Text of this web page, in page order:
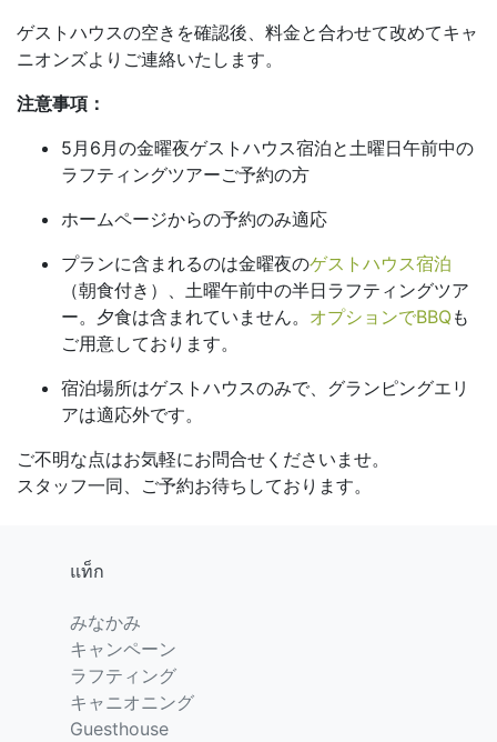
ゲストハウスの空きを確認後、料金と合わせて改めてキャ
ニオンズよりご連絡いたします。
注意事項：
5月6月の金曜夜ゲストハウス宿泊と土曜日午前中の
ラフティングツアーご予約の方
ホームページからの予約のみ適応
プランに含まれるのは金曜夜のゲストハウス宿泊
（朝食付き）、土曜午前中の半日ラフティングツア
ー。夕食は含まれていません。 オプションでBBQも
ご用意しております。
宿泊場所はゲストハウスのみで、グランピングエリ
アは適応外です。
ご不明な点はお気軽にお問合せくださいませ。
スタッフ一同、ご予約お待ちしております。
แท็ก
みなかみ
キャンペーン
ラフティング
キャニオニング
Guesthouse